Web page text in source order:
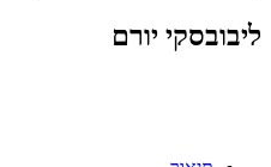
ליבובסקי יורם